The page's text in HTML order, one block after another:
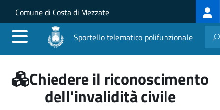
Salta al contenuto principale
Skip to site navigation
Comune di Costa di Mezzate
Sportello telematico polifunzionale
Chiedere il riconoscimento
dell'invalidità civile